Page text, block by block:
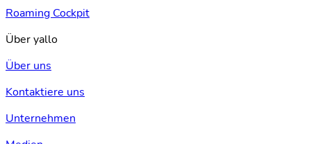
Roaming Cockpit
Über yallo
Über uns
Kontaktiere uns
Unternehmen